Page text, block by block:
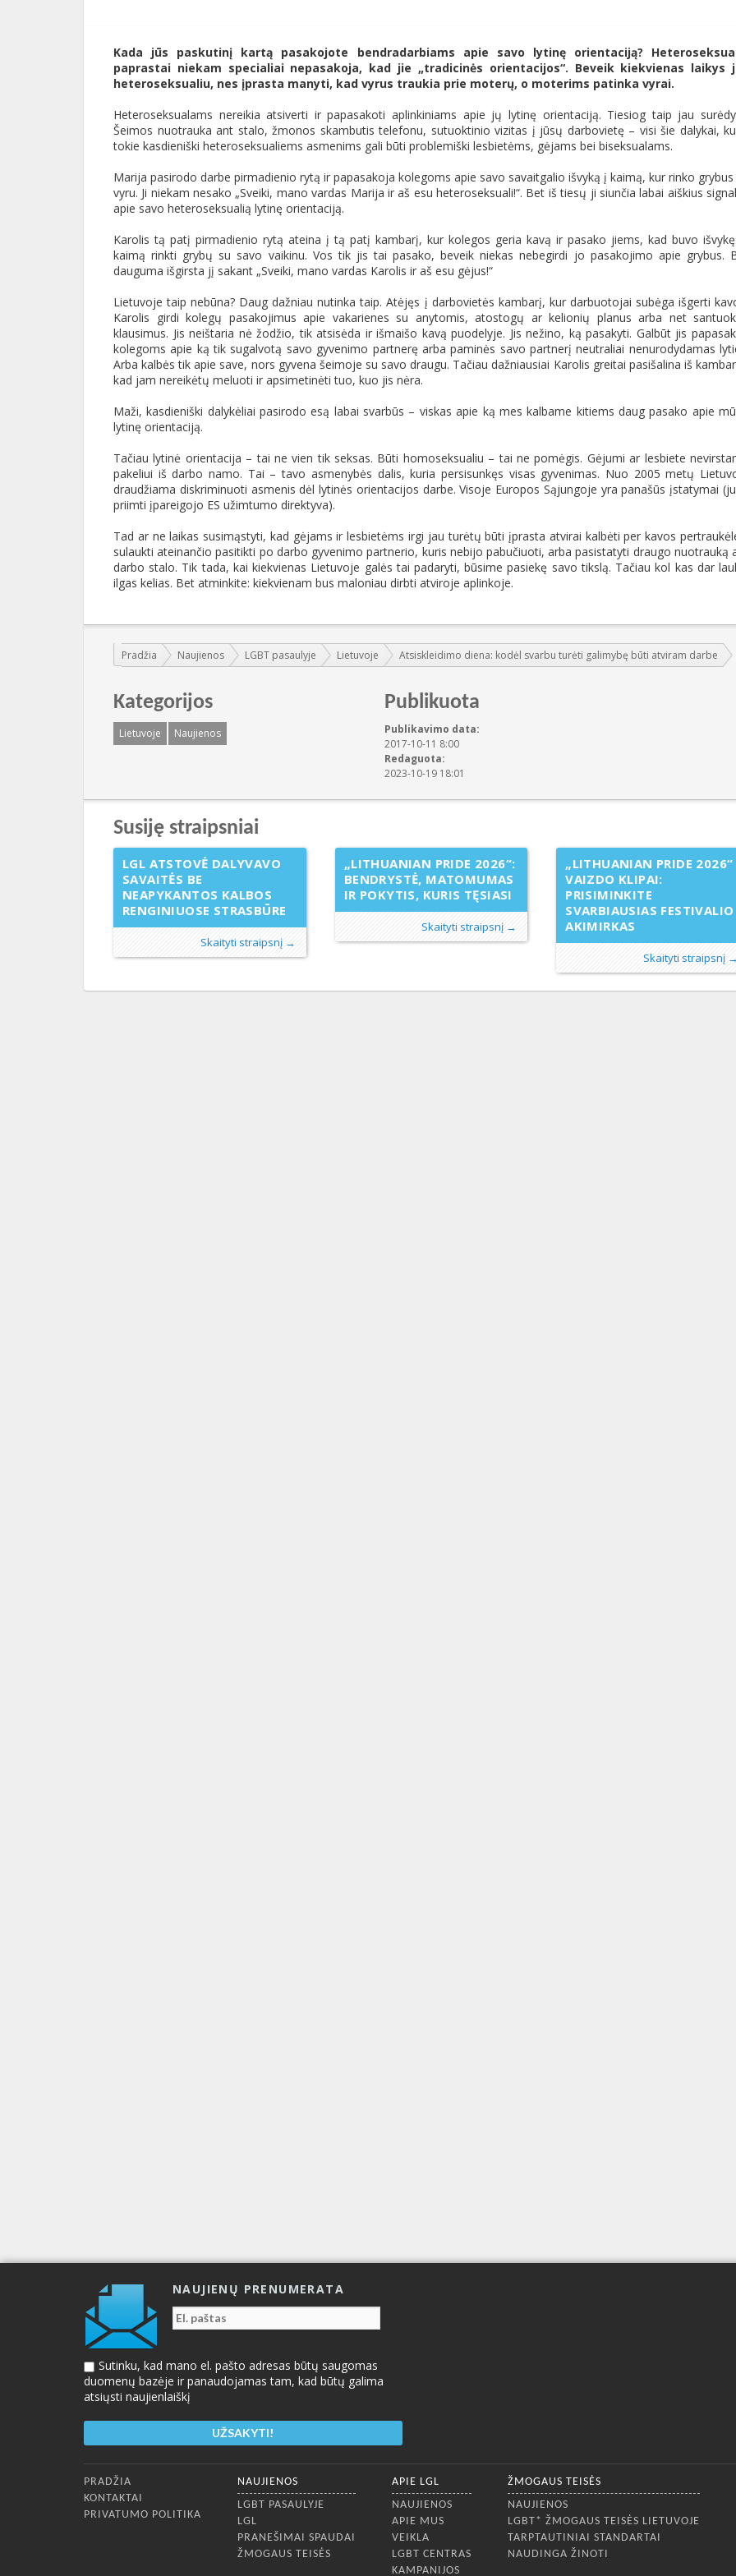
Kada jūs paskutinį kartą pasakojote bendradarbiams apie savo lytinę orientaciją?
paprastai niekam specialiai nepasakoja, kad jie „tradicinės orientacijos“. Beveik kiekvienas laikys
heteroseksualiu, nes įprasta manyti, kad vyrus traukia prie moterų, o moterims patinka vyrai.
Heteroseksualams nereikia atsiverti ir papasakoti aplinkiniams apie jų lytinę orientaciją. Tiesiog taip jau
Šeimos nuotrauka ant stalo, žmonos skambutis telefonu, sutuoktinio vizitas į jūsų darbovietę – visi šie dalykai,
tokie kasdieniški heteroseksualiems asmenims gali būti problemiški lesbietėms, gėjams bei biseksualams.
Marija pasirodo darbe pirmadienio rytą ir papasakoja kolegoms apie savo savaitgalio išvyką į kaimą, kur rinko grybus
vyru. Ji niekam nesako „Sveiki, mano vardas Marija ir aš esu heteroseksuali!“. Bet iš tiesų ji siunčia labai aiškius
apie savo heteroseksualią lytinę orientaciją.
Karolis tą patį pirmadienio rytą ateina į tą patį kambarį, kur kolegos geria kavą ir pasako jiems, kad buvo
kaimą rinkti grybų su savo vaikinu. Vos tik jis tai pasako, beveik niekas nebegirdi jo pasakojimo apie grybus.
dauguma išgirsta jį sakant „Sveiki, mano vardas Karolis ir aš esu gėjus!“
Lietuvoje taip nebūna? Daug dažniau nutinka taip. Atėjęs į darbovietės kambarį, kur darbuotojai subėga išgerti
Karolis girdi kolegų pasakojimus apie vakarienes su anytomis, atostogų ar kelionių planus arba net
klausimus. Jis neištaria nė žodžio, tik atsisėda ir išmaišo kavą puodelyje. Jis nežino, ką pasakyti. Galbūt jis
kolegoms apie ką tik sugalvotą savo gyvenimo partnerę arba paminės savo partnerį neutraliai nenurodydamas
Arba kalbės tik apie save, nors gyvena šeimoje su savo draugu. Tačiau dažniausiai Karolis greitai pasišalina iš
kad jam nereikėtų meluoti ir apsimetinėti tuo, kuo jis nėra.
Maži, kasdieniški dalykėliai pasirodo esą labai svarbūs – viskas apie ką mes kalbame kitiems daug pasako apie
lytinę orientaciją.
Tačiau lytinė orientacija – tai ne vien tik seksas. Būti homoseksualiu – tai ne pomėgis. Gėjumi ar lesbiete
pakeliui iš darbo namo. Tai – tavo asmenybės dalis, kuria persisunkęs visas gyvenimas. Nuo 2005 metų
draudžiama diskriminuoti asmenis dėl lytinės orientacijos darbe. Visoje Europos Sąjungoje yra panašūs įstatymai
priimti įpareigojo ES užimtumo direktyva).
Tad ar ne laikas susimąstyti, kad gėjams ir lesbietėms irgi jau turėtų būti įprasta atvirai kalbėti per kavos
sulaukti ateinančio pasitikti po darbo gyvenimo partnerio, kuris nebijo pabučiuoti, arba pasistatyti draugo nuotrauką
darbo stalo. Tik tada, kai kiekvienas Lietuvoje galės tai padaryti, būsime pasiekę savo tikslą. Tačiau kol kas dar
ilgas kelias. Bet atminkite: kiekvienam bus maloniau dirbti atviroje aplinkoje.
Jūs esate čia:
Pradžia Naujienos LGBT pasaulyje Lietuvoje Atsiskleidimo diena: kodėl svarbu turėti galimybę būti atviram darbe
Kategorijos
Lietuvoje Naujienos
Publikuota
Publikavimo data:
2017-10-11 8:00
Redaguota:
2023-10-19 18:01
Susiję straipsniai
LGL ATSTOVĖ DALYVAVO
SAVAITĖS BE
NEAPYKANTOS KALBOS
RENGINIUOSE STRASBŪRE
Skaityti straipsnį →
„LITHUANIAN PRIDE 2026“:
BENDRYSTĖ, MATOMUMAS
IR POKYTIS, KURIS TĘSIASI
Skaityti straipsnį →
„LITHUANIAN PRIDE 2026“
VAIZDO KLIPAI:
PRISIMINKITE
SVARBIAUSIAS FESTIVALIO
AKIMIRKAS
Skaityti straipsnį
NAUJIENŲ PRENUMERATA
Sutinku, kad mano el. pašto adresas būtų saugomas
duomenų bazėje ir panaudojamas tam, kad būtų galima
atsiųsti naujienlaiškį
Apatinis meniu
PRADŽIA
KONTAKTAI
PRIVATUMO POLITIKA
NAUJIENOS
LGBT PASAULYJE
LGL
PRANEŠIMAI SPAUDAI
ŽMOGAUS TEISĖS
APIE LGL
NAUJIENOS
APIE MUS
VEIKLA
LGBT CENTRAS
KAMPANIJOS
ŽMOGAUS TEISĖS
NAUJIENOS
LGBT* ŽMOGAUS TEISĖS LIETUVOJE
TARPTAUTINIAI STANDARTAI
NAUDINGA ŽINOTI